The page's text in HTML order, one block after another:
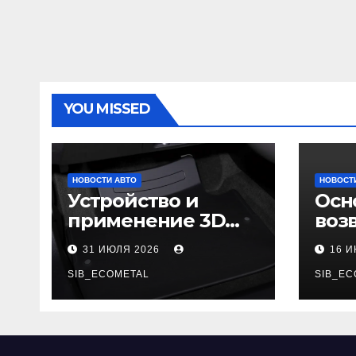
YOU MISSED
НОВОСТИ АВТО
Устройство и
применение 3D
автомобильных
ковриков
31 ИЮЛЯ 2026
SIB_ECOMETAL
16